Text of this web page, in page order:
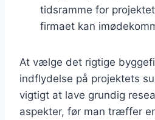
tidsramme for
firmaet kan
At vælge det rigtige
indflydelse på projektets
vigtigt at lave grundig
aspekter, før man træffer